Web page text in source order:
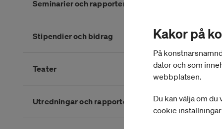
Seminarier och rapporter
Stipendier och bidrag
Teater
Utredningar och rapporter
Kakor på
På
dator och som
webbplatsen.
Du kan välja om
cookie